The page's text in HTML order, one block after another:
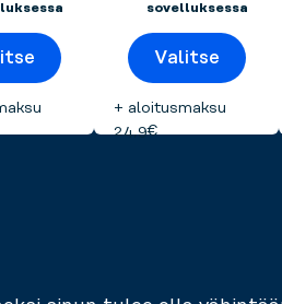
sovelluksessa
Valitse
+ aloitusmaksu
24,9€